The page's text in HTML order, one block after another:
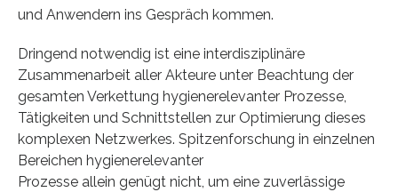
und Anwendern ins Gespräch kommen.
Dringend notwendig ist eine interdisziplinäre
Zusammenarbeit aller Akteure unter Beachtung der
gesamten Verkettung hygienerelevanter Prozesse,
Tätigkeiten und Schnittstellen zur Optimierung dieses
komplexen Netzwerkes. Spitzenforschung in einzelnen
Bereichen hygienerelevanter
Prozesse allein genügt nicht, um eine zuverlässige